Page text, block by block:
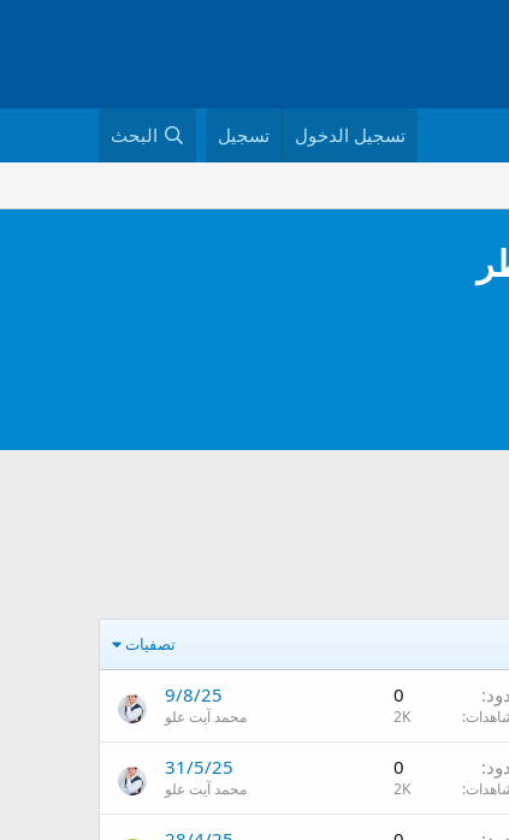
تسجيل الدخول تسجيل البحث
تصفيات
0
2K
9/8/25
محمد آيت علو
0
2K
31/5/25
محمد آيت علو